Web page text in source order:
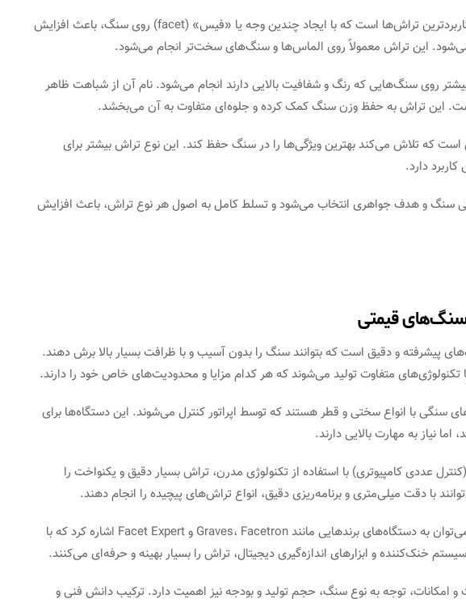
تراش برلیان: یکی از معروف‌ترین و پرکاربردترین تراش‌ها است که با ایجاد چندین وجه یا «فیس» (facet) روی سنگ، باعث افزایش
این تراش معمولاً روی الماس‌ها و سنگ‌های سخت‌تر انجام می‌شود.
روی سنگ‌هایی که رنگ و شفافیت بالایی دارند انجام می‌شود. نام آن از شباهت ظاهر
این تراش به حفظ وزن سنگ کمک کرده و جلوه‌ای متفاوت به آن می‌بخشد.
است که تلاش می‌کند بهترین ویژگی‌ها را در سنگ حفظ کند. این نوع تراش بیشتر برای
دارد.
سنگ و هدف جواهری انتخاب می‌شود و تسلط کامل به اصول هر نوع تراش، باعث افزایش
قیمتی
پیشرفته و دقیق است که بتوانند سنگ را بدون آسیب و با ظرافت بسیار بالا برش دهند.
متفاوت تولید می‌شوند که هر کدام مزایا و محدودیت‌های خاص خود را دارند.
با انواع سختی و قطر هستند که توسط اپراتور کنترل می‌شوند. این دستگاه‌ها برای
نیاز به مهارت بالایی دارند.
در مقابل، دستگاه‌های پیشرفته CNC (کنترل عددی کامپیوتری) با استفاده از تکنولوژی مدرن، تراش بسیار دقیق و یکنواخت را
با دقت میلی‌متری و برنامه‌ریزی دقیق، انواع تراش‌های پیچیده را انجام دهند.
از جمله دستگاه‌های مطرح و محبوب می‌توان به دستگاه‌های برندهایی مانند Graves، Facetron و Facet Expert اشاره کرد که با
خنک‌کننده و ابزارهای اندازه‌گیری دیجیتال، تراش را بسیار بهینه و حرفه‌ای می‌کنند.
و امکانات، توجه به نوع سنگ، حجم تولید و بودجه نیز اهمیت دارد. ترکیب دانش فنی و